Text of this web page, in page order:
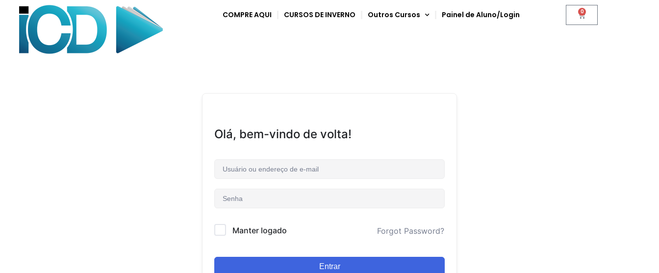
COMPRE AQUI CURSOS DE INVERNO Outros Cursos Painel de Aluno/Login 0
Olá, bem-vindo de volta!
Manter logado Forgot Password?
Entrar